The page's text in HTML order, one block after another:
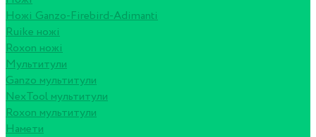
Ножі Ganzo-Firebird-Adimanti
Ruike ножі
Roxon ножi
Мультитули
Ganzo мультитули
NexTool мультитули
Roxon мультитули
Намети